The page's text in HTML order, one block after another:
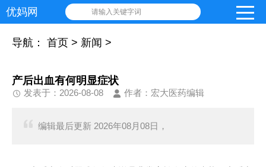
优妈网 请输入关键字词
导航： 首页 > 新闻 >
产后出血有何明显症状
发表于：2026-08-08 作者：宏大医药编辑
编辑最后更新 2026年08月08日，